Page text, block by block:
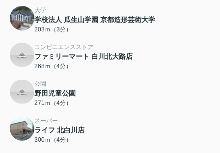
大学
学校法人 瓜生山学園 京都造形芸術大学
203ｍ（3分）
コンビニエンスストア
ファミリーマート 白川北大路店
268ｍ（4分）
公園
野田児童公園
271ｍ（4分）
スーパー
ライフ 北白川店
300ｍ（4分）